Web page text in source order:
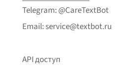
Telegram: @CareTextBot
Email: service@textbot.ru
API доступ